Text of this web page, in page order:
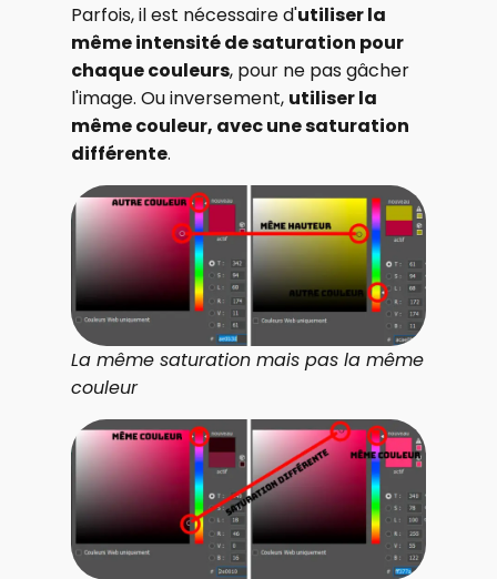
Parfois, il est nécessaire d'utiliser la
même intensité de saturation pour
chaque couleurs, pour ne pas gâcher
l'image. Ou inversement, utiliser la
même couleur, avec une saturation
différente.
La même saturation mais pas la même
couleur